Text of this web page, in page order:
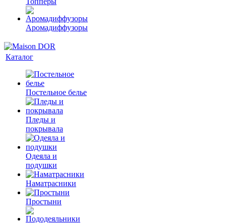
Аромадиффузоры
Каталог
Постельное белье
Пледы и
покрывала
Одеяла и
подушки
Наматрасники
Простыни